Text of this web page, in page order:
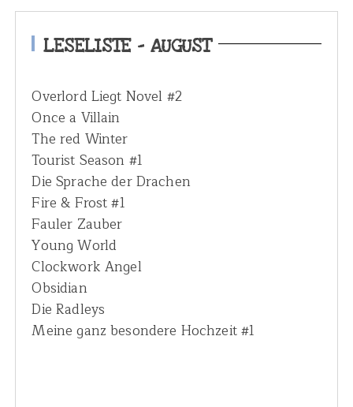
c
h
f
r
:
LESELISTE – AUGUST
Overlord Liegt Novel #2
Once a Villain
The red Winter
Tourist Season #1
Die Sprache der Drachen
Fire & Frost #1
Fauler Zauber
Young World
Clockwork Angel
Obsidian
Die Radleys
Meine ganz besondere Hochzeit #1